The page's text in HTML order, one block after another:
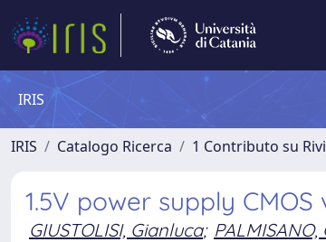
IRIS
IRIS Catalogo Ricerca 1 Contributo su
1.5V power supply
GIUSTOLISI, Gianluca; PALMISANO,